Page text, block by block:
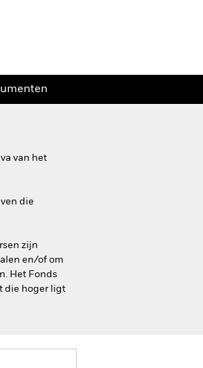
van het
die
zijn
en/of om
Het Fonds
die hoger ligt